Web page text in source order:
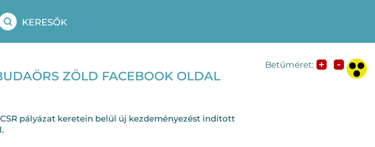
KERESŐK
ZÖLD FACEBOOK OLDAL
pályázat keretein belül új kezdeményezést indított
Betűméret: + -